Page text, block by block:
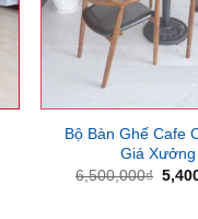
Bộ Bàn Ghế Cafe
Giá Xưởng
6,500,000₫ Giá